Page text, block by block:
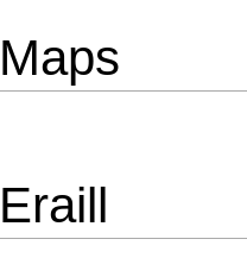
Maps
Eraill